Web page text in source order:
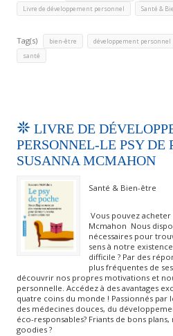
Livre de développement personnel Santé &
Tag(s) bien-être développement personnel
santé
LIVRE DE
PERSONNEL-LE PSY DE
SUSANNA MCMAHON
Santé & Bien-être
Vous pouvez acheter
Mcmahon Nous
nécessaires pour
sens à notre
difficile ? Par des
plus fréquentes de
découvrir nos propres motivations et
personnelle. Accédez à des avantages
quatre coins du monde ! Passionnés par
des médecines douces, du
éco-responsables? Friants de bons
goodies ?